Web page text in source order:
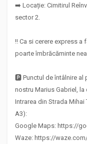
➡️ Locație: Cimitirul
sector 2.
‼️ Ca si cerere express a
poarte îmbrăcăminte
🅿️ Punctul de întâlnire al
nostru Marius Gabriel, la
Intrarea din Strada
A3):
Google Maps: https://
Waze: https://